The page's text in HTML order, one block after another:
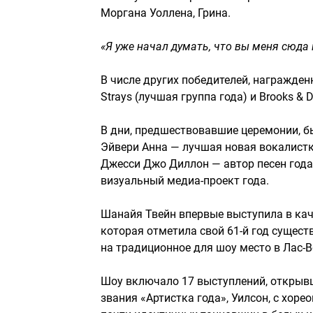
Моргана Уоллена, Грина.
«Я уже начал думать, что вы меня сюда
В числе других победителей,
Strays (лучшая группа года) и Brooks &
В дни, предшествовавшие церемонии,
Эйвери Анна — лучшая новая
Джесси Джо Диллон — автор песен
визуальный медиа-проект года.
Шанайя Твейн впервые выступила в
которая отметила свой 61-й год
на традиционное для шоу место в Лас-
Шоу включало 17 выступлений,
звания «Артистка года», Уилсон, с